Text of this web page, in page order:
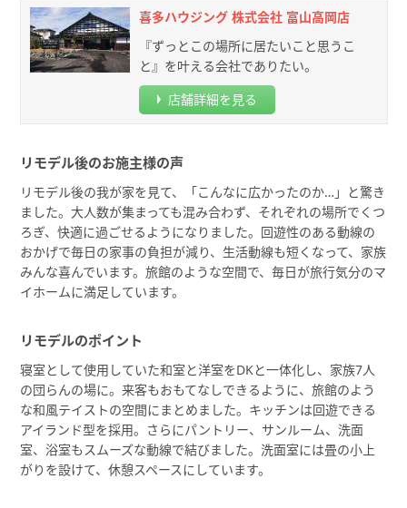
喜多ハウジング 株式会社 富山高岡店
『ずっとこの場所に居たいこと思うこ
と』を叶える会社でありたい。
店舗詳細を見る
リモデル後のお施主様の声
リモデル後の我が家を見て、「こんなに広かったのか…」と驚き
ました。大人数が集まっても混み合わず、それぞれの場所でくつ
ろぎ、快適に過ごせるようになりました。回遊性のある動線の
おかげで毎日の家事の負担が減り、生活動線も短くなって、家族
みんな喜んでいます。旅館のような空間で、毎日が旅行気分のマ
イホームに満足しています。
リモデルのポイント
寝室として使用していた和室と洋室をDKと一体化し、家族7人
の団らんの場に。来客もおもてなしできるように、旅館のよう
な和風テイストの空間にまとめました。キッチンは回遊できる
アイランド型を採用。さらにパントリー、サンルーム、洗面
室、浴室もスムーズな動線で結びました。洗面室には畳の小上
がりを設けて、休憩スペースにしています。